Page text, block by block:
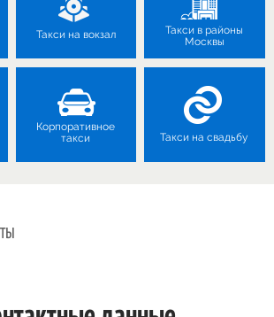
Такси на вокзал
Такси в районы
Москвы
Корпоративное
такси
Такси на свадьбу